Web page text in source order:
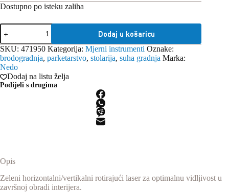
Dostupno po isteku zaliha
Nedo
SIRIUS
1
HV
green,
okomito/vodoravni
zeleni
rotirajući
Dodaj u košaricu
SKU: 471950 Kategorija: Mjerni instrumenti Oznake:
brodogradnja, parketarstvo, stolarija, suha gradnja Marka:
Nedo
Dodaj na listu želja
Podijeli s drugima
Opis
Zeleni horizontalni/vertikalni rotirajući laser za optimalnu vidljivost u
završnoj obradi interijera.